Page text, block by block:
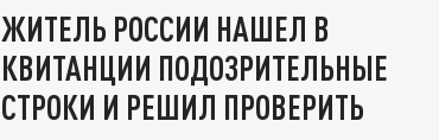
ЖИТЕЛЬ РОССИИ НАШЕЛ В
КВИТАНЦИИ ПОДОЗРИТЕЛЬНЫЕ
СТРОКИ И РЕШИЛ ПРОВЕРИТЬ